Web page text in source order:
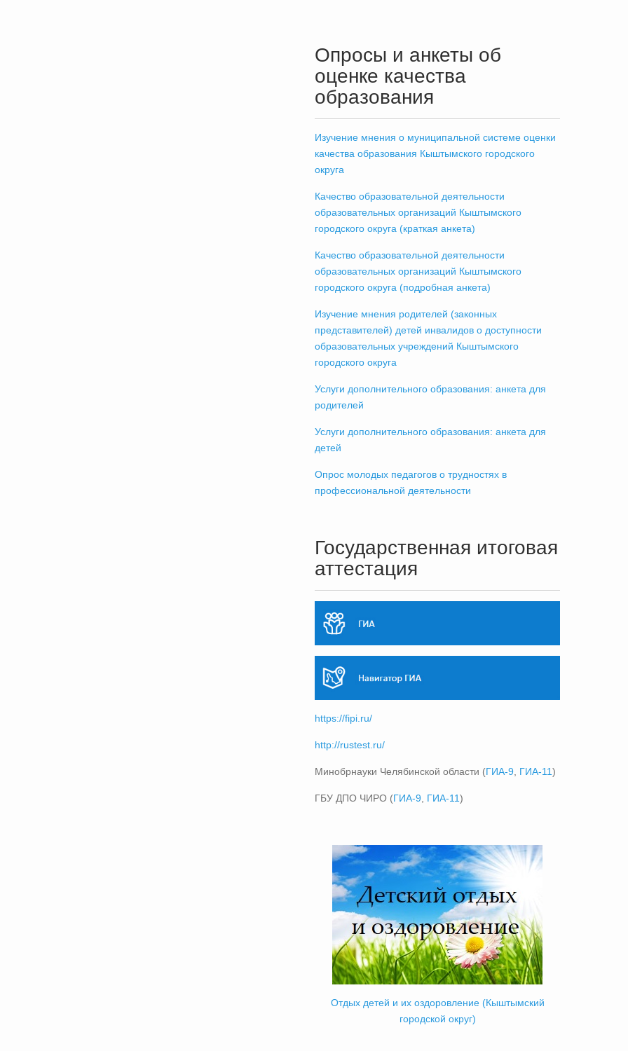
Опросы и анкеты об
оценке качества
образования
Изучение мнения о муниципальной системе оценки
качества образования Кыштымского городского
округа
Качество образовательной деятельности
образовательных организаций Кыштымского
городского округа (краткая анкета)
Качество образовательной деятельности
образовательных организаций Кыштымского
городского округа (подробная анкета)
Изучение мнения родителей (законных
представителей) детей инвалидов о доступности
образовательных учреждений Кыштымского
городского округа
Услуги дополнительного образования: анкета для
родителей
Услуги дополнительного образования: анкета для
детей
Опрос молодых педагогов о трудностях в
профессиональной деятельности
Государственная итоговая
аттестация
https://fipi.ru/
http://rustest.ru/
Минобрнауки Челябинской области (ГИА-9 ГИА-11)
ГБУ ДПО ЧИРО (ГИА-9 ГИА-11)
Отдых детей и их оздоровление (Кыштымский
городской округ)